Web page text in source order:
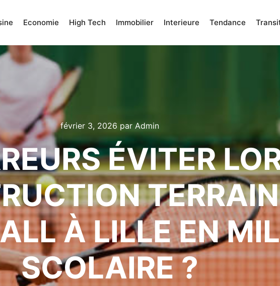
Economie High Tech Immobilier Interieure Tendance
février 3, 2026 par Admin
ÉVITER
À LILLE EN
SCOLAIRE ?